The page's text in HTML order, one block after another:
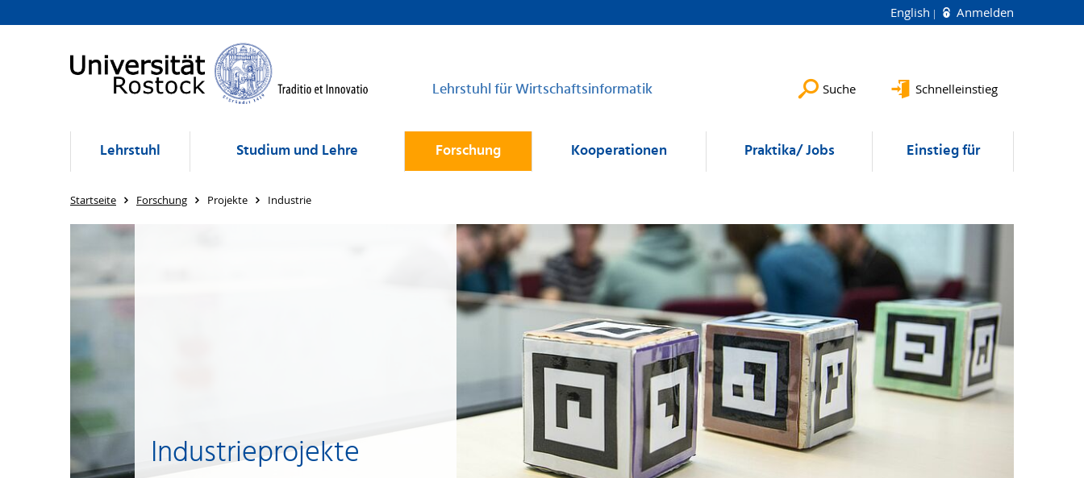
English Anmelden
Lehrstuhl für Wirtschaftsinformatik Suche Schnelleinstieg
Lehrstuhl Studium und Lehre Forschung Kooperationen Praktika/ Jobs Einstieg für
Startseite Forschung Projekte Industrie
Industrieprojekte